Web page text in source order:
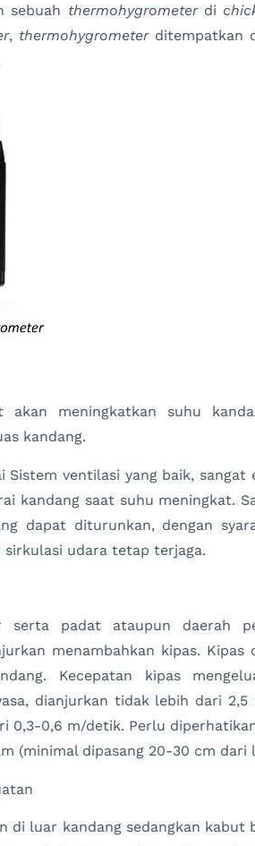
sebuah thermohygrometerdi
, thermohygrometerditempatkan
meningkatkan suhu
kandang.
Sistem ventilasi yang baik,
kandang saat suhu meningkat.
dapat diturunkan, dengan
udara tetap terjaga.
serta padat ataupun daerah
menambahkan kipas. Kipas
Kecepatan kipas
dianjurkan tidak lebih dari
0,3-0,6 m/detik. Perlu
(minimal dipasang 20-30 cm dari
di luar kandang sedangkan kabut